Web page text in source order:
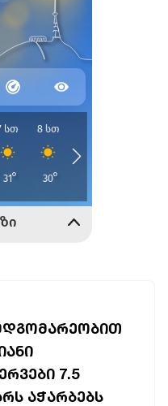
7.5
ᲐᲭᲐᲠᲑᲔᲑᲡ